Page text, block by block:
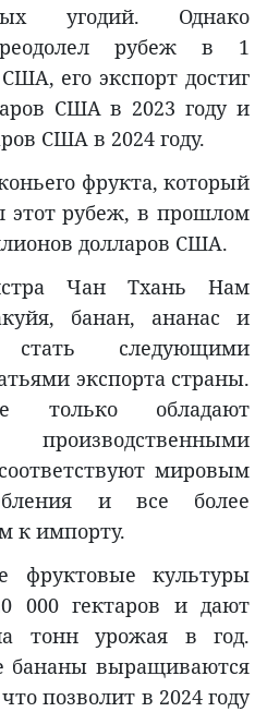
угодий. Однако
рубеж в 1
его экспорт достиг
США в 2023 году и
США в 2024 году.
фрукта, который
этот рубеж, в прошлом
долларов США.
Чан Тхань Нам
банан, ананас и
следующими
экспорта страны.
обладают
мировым
и все более
к импорту.
фруктовые культуры
000 гектаров и дают
тонн урожая в год.
бананы выращиваются
позволит в 2024 году